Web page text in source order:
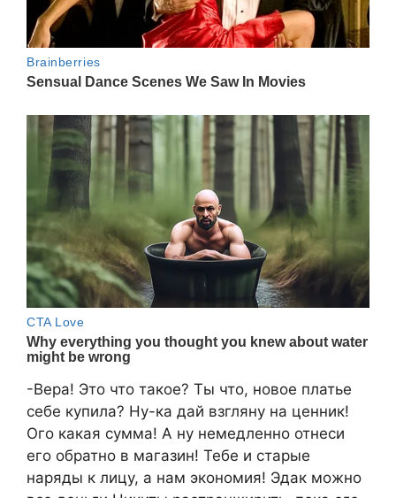
-Вера! Это что такое? Ты что, новое платье
себе купила? Ну-ка дай взгляну на ценник!
Ого какая сумма! А ну немедленно отнеси
его обратно в магазин! Тебе и старые
наряды к лицу, а нам экономия! Эдак можно